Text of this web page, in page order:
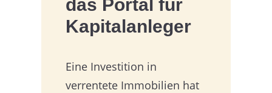
das Portal für
Kapitalanleger
Eine Investition in
verrentete Immobilien hat